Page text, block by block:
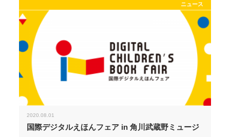
ニュース
2020.08.01
国際デジタルえほんフェア in 角川武蔵野ミュージ